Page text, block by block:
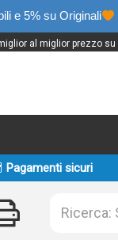
e 5% su Originali
al miglior prezzo su
Pagamenti sicuri